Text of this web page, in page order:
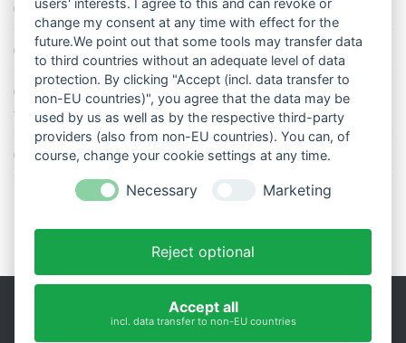
Das Wetter-Netzwerk WeatherCloud
So stellt man einen Regenmesser korrekt auf
11 Dinge über den Luftdruck, die Sie garantiert noch nicht alle
wussten
Blitzstatistik Europa: Wo gewittert es am meisten?
users' interests. I agree to this and can revoke or
change my consent at any time with effect for the
future.We point out that some tools may transfer data
to third countries without an adequate level of data
protection. By clicking "Accept (incl. data transfer to
non-EU countries)", you agree that the data may be
used by us as well as by the respective third-party
providers (also from non-EU countries). You can, of
course, change your cookie settings at any time.
Necessary Marketing
Reject optional
Accept all
incl. data transfer to non-EU countries